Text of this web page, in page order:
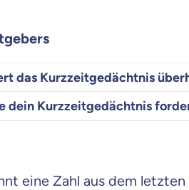
das Kurzzeitgedächtnis
dein Kurzzeitgedächtnis
eine Zahl aus dem